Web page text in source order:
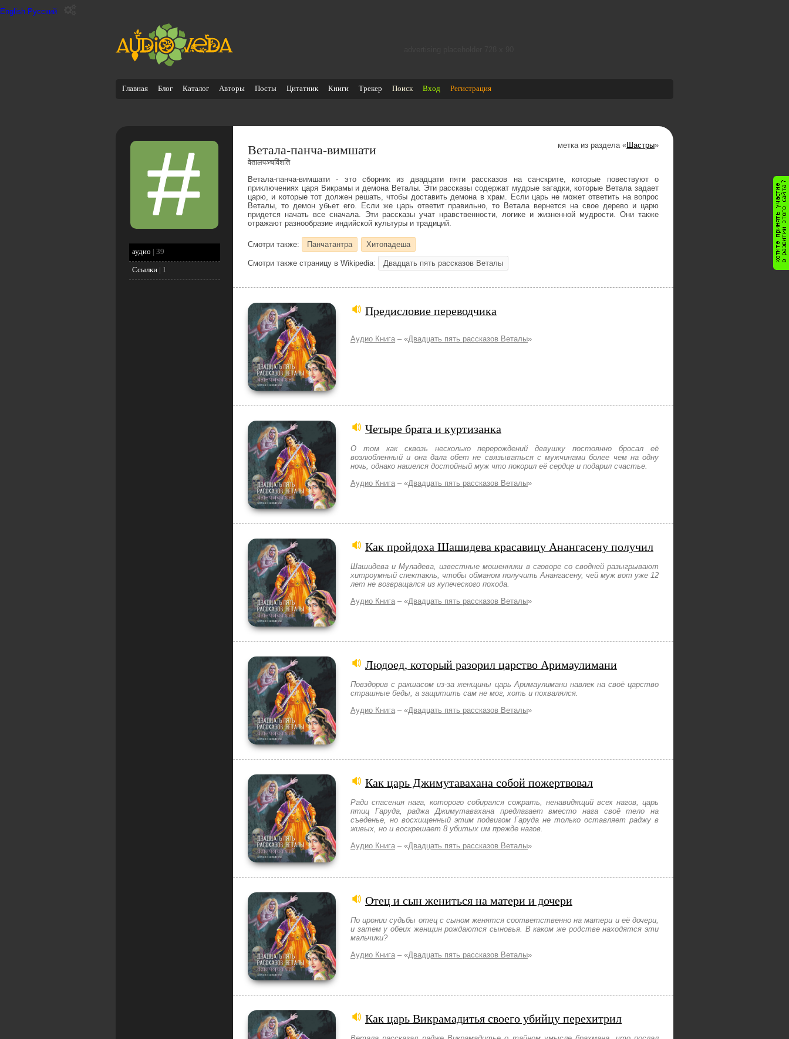
English Русский
Главная Блог Каталог Авторы Посты Цитатник Книги Трекер Поиск Вход Регистрация
аудио | 39
Ссылки| 1
Ветала-панча-вимшати
वेतालपञ्चविंशति
Ветала-панча-вимшати - это сборник из двадцати пяти рассказов на санскрите, которые повествуют о
приключениях царя Викрамы и демона Веталы. Эти рассказы содержат мудрые загадки, которые Ветала задает
царю, и которые тот должен решать, чтобы доставить демона в храм. Если царь не может ответить на вопрос
Веталы, то демон убьет его. Если же царь ответит правильно, то Ветала вернется на свое дерево и царю
придется начать все сначала. Эти рассказы учат нравственности, логике и жизненной мудрости. Они также
отражают разнообразие индийской культуры и традиций.
метка из раздела «Шастры»
Смотри также: Панчатантра Хитопадеша
Смотри также страницу в Wikipedia: Двадцать пять рассказов Веталы
Предисловие переводчика
Аудио Книга – «Двадцать пять рассказов Веталы»
Четыре брата и куртизанка
О том как сквозь несколько перерождений девушку постоянно бросал её
возлюбленный и она дала обет не связываться с мужчинами более чем на одну
ночь, однако нашелся достойный муж что покорил её сердце и подарил счастье.
Аудио Книга – «Двадцать пять рассказов Веталы»
Как пройдоха Шашидева красавицу Анангасену получил
Шашидева и Муладева, известные мошенники в сговоре со сводней разыгрывают
хитроумный спектакль, чтобы обманом получить Анангасену, чей муж вот уже 12
лет не возвращался из купеческого похода.
Аудио Книга – «Двадцать пять рассказов Веталы»
Людоед, который разорил царство Аримаулимани
Повздорив с ракшасом из-за женщины царь Аримаулимани навлек на своё царство
страшные беды, а защитить сам не мог, хоть и похвалялся.
Аудио Книга – «Двадцать пять рассказов Веталы»
Как царь Джимутавахана собой пожертвовал
Ради спасения нага, которого собирался сожрать, ненавидящий всех нагов, царь
птиц Гаруда, раджа Джимутавахана предлагает вместо нага своё тело на
съеденье, но восхищенный этим подвигом Гаруда не только оставляет раджу в
живых, но и воскрешает 8 убитых им прежде нагов.
Аудио Книга – «Двадцать пять рассказов Веталы»
Отец и сын жениться на матери и дочери
По иронии судьбы отец с сыном женятся соответственно на матери и её дочери,
и затем у обеих женщин рождаются сыновья. В каком же родстве находятся эти
мальчики?
Аудио Книга – «Двадцать пять рассказов Веталы»
Как царь Викрамадитья своего убийцу перехитрил